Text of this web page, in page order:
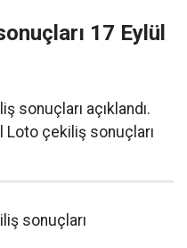
17 Eylül
sonuçları açıklandı.
Loto çekiliş sonuçları
sonuçları